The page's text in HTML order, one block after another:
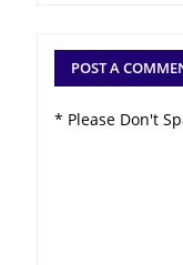
POST A
* Please Don't